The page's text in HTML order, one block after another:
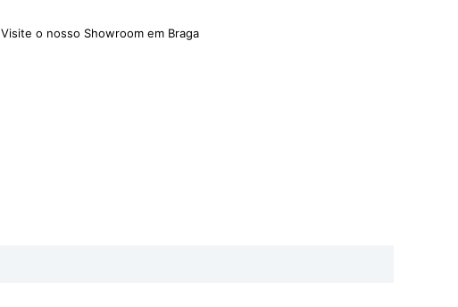
Visite o nosso Showroom em Braga